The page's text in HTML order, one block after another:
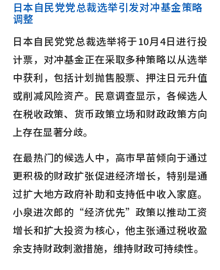
日本自民党党总裁选举引发对冲基金策略
调整
日本自民党党总裁选举将于10月4日进行投
计票，对冲基金正在采取多种策略以从选举
中获利，包括计划抛售股票、押注日元升值
或削减风险资产。民意调查显示，各候选人
在税收政策、货币政策立场和财政政策方向
上存在显著分歧。
在最热门的候选人中，高市早苗倾向于通过
更积极的财政扩张促进经济增长，特别是通
过扩大地方政府补助和支持低中收入家庭。
小泉进次郎的“经济优先”政策以推动工资
增长和扩大投资为核心，他主张通过税收盈
余支持财政刺激措施，维持财政可持续性。